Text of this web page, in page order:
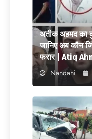
अतीक अहमद का
जानिए अब कौन
फरार | Atiq
Nandani